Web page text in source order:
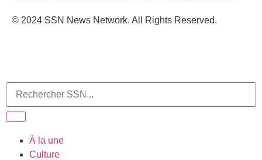
© 2024 SSN News Network. All Rights Reserved.
À la une
Culture